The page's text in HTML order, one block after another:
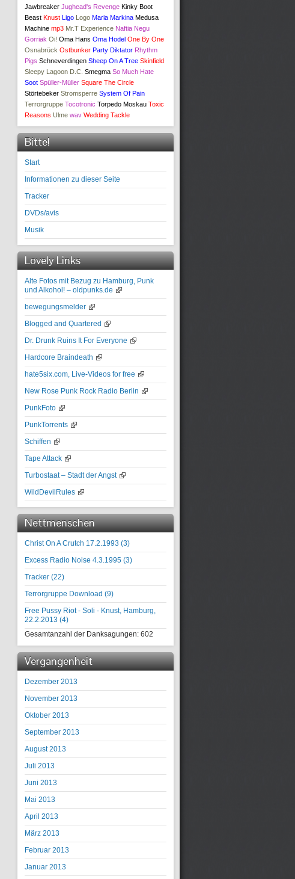
Jawbreaker Jughead's Revenge Kinky Boot
Beast Knust Ligo Logo Maria Markina Medusa
Machine mp3 Mr.T Experience Naftia Negu
Gorriak Oi! Oma Hans Oma Hodel One By One
Osnabrück Ostbunker Party Diktator Rhythm
Pigs Schneverdingen Sheep On A Tree Skinfield
Sleepy Lagoon D.C. Smegma So Much Hate
Soot Spüller-Müller Square The Circle
Störtebeker Stromsperre System Of Pain
Terrorgruppe Tocotronic Torpedo Moskau Toxic
Reasons Ulme wav Wedding Tackle
Bitte!
Start
Informationen zu dieser Seite
Tracker
DVDs/avis
Musik
Lovely Links
Alte Fotos mit Bezug zu Hamburg, Punk
und Alkohol! – oldpunks.de
bewegungsmelder
Blogged and Quartered
Dr. Drunk Ruins It For Everyone
Hardcore Braindeath
hate5six.com, Live-Videos for free
New Rose Punk Rock Radio Berlin
PunkFoto
PunkTorrents
Schiffen
Tape Attack
Turbostaat – Stadt der Angst
WildDevilRules
Nettmenschen
Christ On A Crutch 17.2.1993 (3)
Excess Radio Noise 4.3.1995 (3)
Tracker (22)
Terrorgruppe Download (9)
Free Pussy Riot - Soli - Knust, Hamburg,
22.2.2013 (4)
Gesamtanzahl der Danksagungen: 602
Vergangenheit
Dezember 2013
November 2013
Oktober 2013
September 2013
August 2013
Juli 2013
Juni 2013
Mai 2013
April 2013
März 2013
Februar 2013
Januar 2013